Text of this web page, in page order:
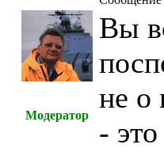
Модератор
Вы
не о
-